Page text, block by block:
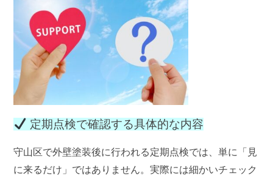
定期点検で確認する具体的な内容
守山区で外壁塗装後に行われる定期点検では、単に「見
に来るだけ」ではありません。実際には細かいチェック